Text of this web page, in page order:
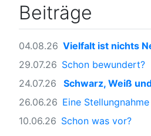
Beiträge
04.08.26 Vielfalt ist nichts
29.07.26 Schon bewundert?
24.07.26
Schwarz, Weiß
26.06.26 Eine Stellungnahme
10.06.26 Schon was vor?